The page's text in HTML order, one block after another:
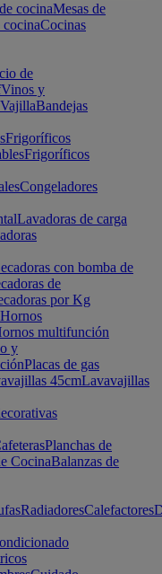
cocinaMesas de
cocinaCocinas
de
Vinos y
VajillaBandejas
Frigoríficos
Frigoríficos
Congeladores
Lavadoras de carga
con bomba de
de
por Kg
Hornos
multifunción
y
Placas de gas
45cmLavavajillas
Planchas de
CocinaBalanzas de
RadiadoresCalefactores